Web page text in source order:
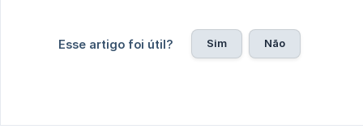
Esse artigo foi útil? Sim Não